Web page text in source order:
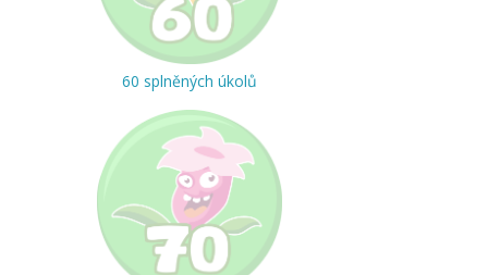
60 splněných úkolů